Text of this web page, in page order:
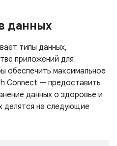
данных
типы данных,
приложений для
обеспечить максимальное
Connect — предоставить
данных о здоровье и
делятся на следующие